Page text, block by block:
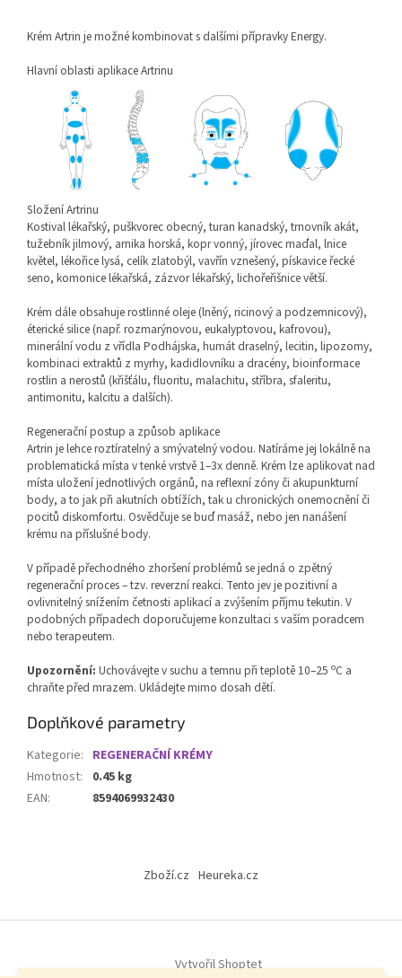
Krém Artrin je možné kombinovat s dalšími přípravky Energy.
Hlavní oblasti aplikace Artrinu
Složení Artrinu
Kostival lékařský, puškvorec obecný, turan kanadský, trnovník akát,
tužebník jilmový, arnika horská, kopr vonný, jírovec maďal, lnice
květel, lékořice lysá, celík zlatobýl, vavřín vznešený, pískavice řecké
seno, komonice lékařská, zázvor lékařský, lichořeřišnice větší.
Krém dále obsahuje rostlinné oleje (lněný, ricinový a podzemnicový),
éterické silice (např. rozmarýnovou, eukalyptovou, kafrovou),
minerální vodu z vřídla Podhájska, humát draselný, lecitin, lipozomy,
kombinaci extraktů z myrhy, kadidlovníku a dracény, bioinformace
rostlin a nerostů (křišťálu, fluoritu, malachitu, stříbra, sfaleritu,
antimonitu, kalcitu a dalších).
Regenerační postup a způsob aplikace
Artrin je lehce roztíratelný a smývatelný vodou. Natíráme jej lokálně na
problematická místa v tenké vrstvě 1–3x denně. Krém lze aplikovat nad
místa uložení jednotlivých orgánů, na reflexní zóny či akupunkturní
body, a to jak při akutních obtížích, tak u chronických onemocnění či
pocitů diskomfortu. Osvědčuje se buď masáž, nebo jen nanášení
krému na příslušné body.
V případě přechodného zhoršení problémů se jedná o zpětný
regenerační proces – tzv. reverzní reakci. Tento jev je pozitivní a
ovlivnitelný snížením četnosti aplikací a zvýšením příjmu tekutin. V
podobných případech doporučujeme konzultaci s vaším poradcem
nebo terapeutem.
Upozornění: Uchovávejte v suchu a temnu při teplotě 10–25 oC a
chraňte před mrazem. Ukládejte mimo dosah dětí.
Doplňkové parametry
Kategorie: REGENERAČNÍ KRÉMY
Hmotnost:
0.45 kg
EAN: 8594069932430
Zboží.cz Heureka.cz
Vytvořil Shoptet